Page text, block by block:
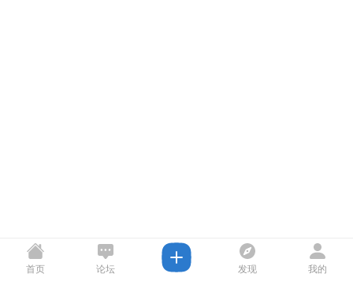
首页 论坛 发现 我的